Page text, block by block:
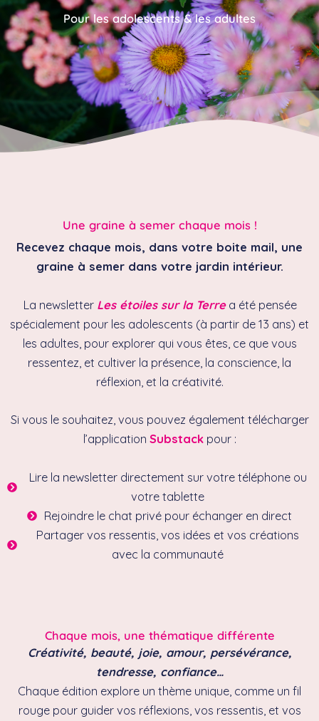
Pour les adolescents & les adultes
Une graine à semer chaque mois !
Recevez chaque mois, dans votre boite mail, une
graine à semer dans votre jardin intérieur.
La newsletter Les étoiles sur la Terre a été pensée
spécialement pour les adolescents (à partir de 13 ans) et
les adultes, pour explorer qui vous êtes, ce que vous
ressentez, et cultiver la présence, la conscience, la
réflexion, et la créativité.
Si vous le souhaitez, vous pouvez également télécharger
l’application Substackpour :
Lire la newsletter directement sur votre téléphone ou
votre tablette
Rejoindre le chat privé pour échanger en direct
Partager vos ressentis, vos idées et vos créations
avec la communauté
Chaque mois, une thématique différente
Créativité, beauté, joie, amour, persévérance,
tendresse, confiance…
Chaque édition explore un thème unique, comme un fil
rouge pour guider vos réflexions, vos ressentis, et vos